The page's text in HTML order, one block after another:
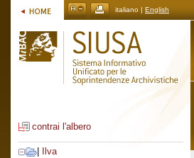
italiano | English
contrai l'albero
Ilva